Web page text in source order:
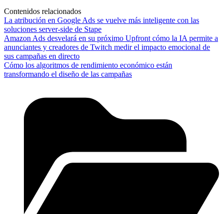
Contenidos relacionados
La atribución en Google Ads se vuelve más inteligente con las
soluciones server-side de Stape
Amazon Ads desvelará en su próximo Upfront cómo la IA permite a
anunciantes y creadores de Twitch medir el impacto emocional de
sus campañas en directo
Cómo los algoritmos de rendimiento económico están
transformando el diseño de las campañas